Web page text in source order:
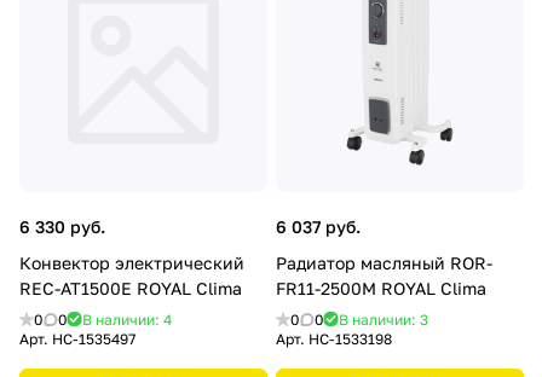
6 330 руб.
Конвектор электрический
REC-AT1500E ROYAL Clima
0 0
В наличии: 4
Арт. НС-1535497
6 037 руб.
Радиатор масляный ROR-
FR11-2500M ROYAL Clima
0 0
В наличии: 3
Арт. НС-1533198